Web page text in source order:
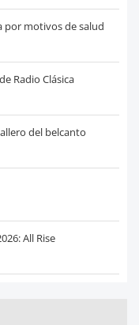
por motivos de salud
Radio Clásica
del belcanto
All Rise